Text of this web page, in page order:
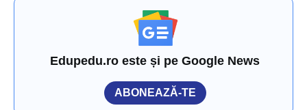
Edupedu.ro este și pe Google News
ABONEAZĂ-TE